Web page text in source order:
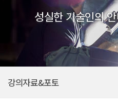
성실한 기술인의
강의자료&포토